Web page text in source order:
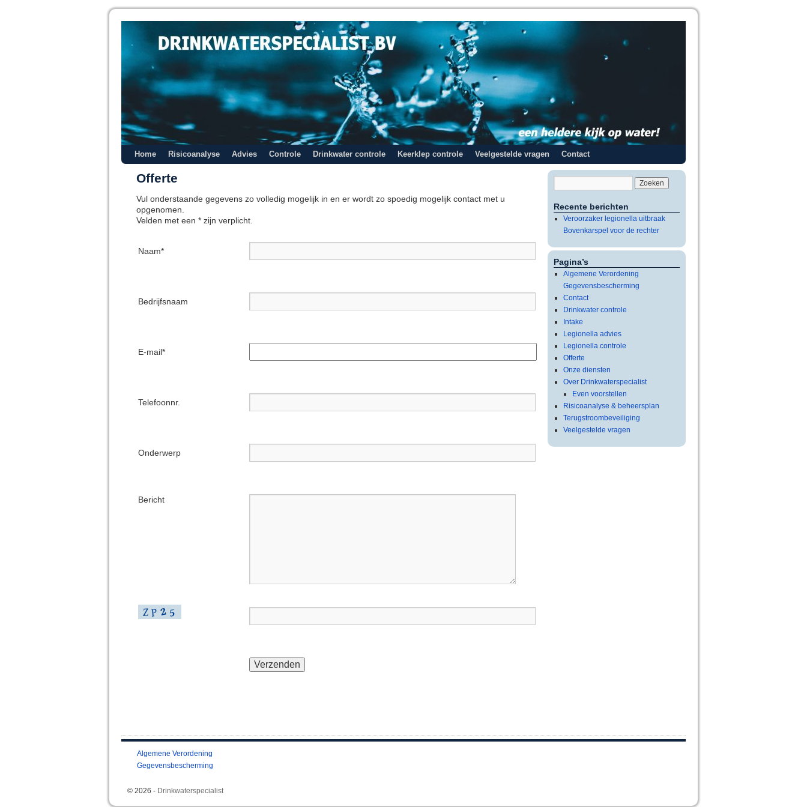
Home Risicoanalyse Advies Controle Drinkwater controle Keerklep controle Veelgestelde vragen Contact
Offerte
Vul onderstaande gegevens zo volledig mogelijk in en er wordt zo spoedig mogelijk contact met u
opgenomen.
Velden met een * zijn verplicht.
Naam*
Bedrijfsnaam
E-mail*
Telefoonnr.
Onderwerp
Bericht
Recente berichten
Veroorzaker legionella uitbraak
Bovenkarspel voor de rechter
Pagina’s
Algemene Verordening
Gegevensbescherming‎
Contact
Drinkwater controle
Intake
Legionella advies
Legionella controle
Offerte
Onze diensten
Over Drinkwaterspecialist
Even voorstellen
Risicoanalyse & beheersplan
Terugstroombeveiliging
Veelgestelde vragen
Algemene Verordening
Gegevensbescherming‎
© 2026 - Drinkwaterspecialist